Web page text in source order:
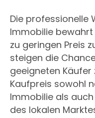
Die professionelle
Immobilie bewahrt
zu geringen Preis
steigen die
geeigneten Käufer
Kaufpreis sowohl
Immobilie als
des lokalen